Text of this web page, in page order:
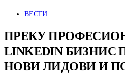
ВЕСТИ
ПРЕКУ
LINKEDIN
НОВИ ЛИДОВИ И